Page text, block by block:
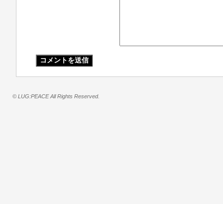
© LUG:PEACE All Rights Reserved.